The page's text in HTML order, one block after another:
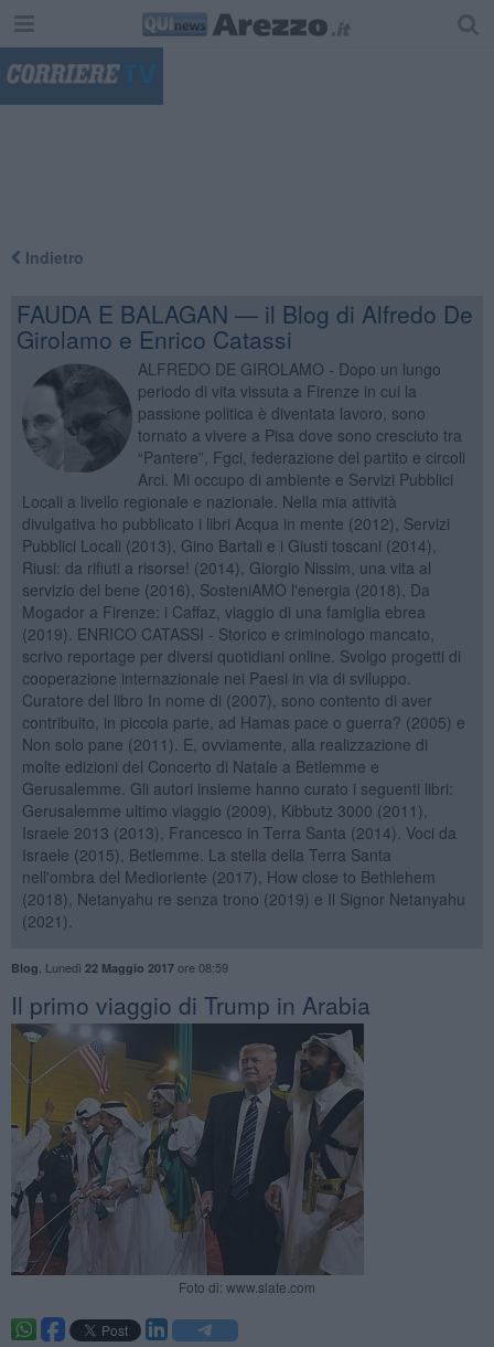
Indietro
FAUDA E BALAGAN — il Blog di Alfredo De
Girolamo e Enrico Catassi
ALFREDO DE GIROLAMO - Dopo un lungo
periodo di vita vissuta a Firenze in cui la
passione politica è diventata lavoro, sono
tornato a vivere a Pisa dove sono cresciuto tra
“Pantere”, Fgci, federazione del partito e circoli
Arci. Mi occupo di ambiente e Servizi Pubblici
Locali a livello regionale e nazionale. Nella mia attività
divulgativa ho pubblicato i libri Acqua in mente (2012), Servizi
Pubblici Locali (2013), Gino Bartali e i Giusti toscani (2014),
Riusi: da rifiuti a risorse! (2014), Giorgio Nissim, una vita al
servizio del bene (2016), SosteniAMO l'energia (2018), Da
Mogador a Firenze: i Caffaz, viaggio di una famiglia ebrea
(2019). ENRICO CATASSI - Storico e criminologo mancato,
scrivo reportage per diversi quotidiani online. Svolgo progetti di
cooperazione internazionale nei Paesi in via di sviluppo.
Curatore del libro In nome di (2007), sono contento di aver
contribuito, in piccola parte, ad Hamas pace o guerra? (2005) e
Non solo pane (2011). E, ovviamente, alla realizzazione di
molte edizioni del Concerto di Natale a Betlemme e
Gerusalemme. Gli autori insieme hanno curato i seguenti libri:
Gerusalemme ultimo viaggio (2009), Kibbutz 3000 (2011),
Israele 2013 (2013), Francesco in Terra Santa (2014). Voci da
Israele (2015), Betlemme. La stella della Terra Santa
nell'ombra del Medioriente (2017), How close to Bethlehem
(2018), Netanyahu re senza trono (2019) e Il Signor Netanyahu
(2021).
Blog Lunedì 22 Maggio 2017ore 08:59
Il primo viaggio di Trump in Arabia
Foto di: www.slate.com